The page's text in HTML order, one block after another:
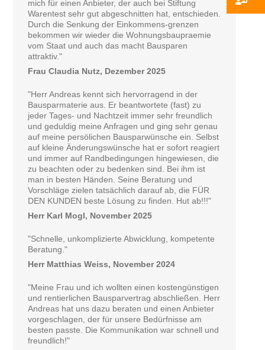
mich für einen Anbieter, der auch bei Stiftung
Warentest sehr gut abgeschnitten hat, entschieden.
Durch die Senkung der Einkommens-grenzen
bekommen wir wieder die Wohnungsbaupraemie
vom Staat und auch das macht Bausparen
attraktiv."
Frau Claudia Nutz, Dezember 2025
"Herr Andreas kennt sich hervorragend in der
Bausparmaterie aus. Er beantwortete (fast) zu
jeder Tages- und Nachtzeit immer sehr freundlich
und geduldig meine Anfragen und ging sehr genau
auf meine persölichen Bausparwünsche ein. Selbst
auf kleine Änderungswünsche hat er sofort reagiert
und immer auf Randbedingungen hingewiesen, die
zu beachten oder zu bedenken sind. Bei ihm ist
man in besten Händen. Seine Beratung und
Vorschläge zielen tatsächlich darauf ab, die FÜR
DEN KUNDEN beste Lösung zu finden. Hut ab!!!"
Herr Karl Mogl, November 2025
"Schnelle, unkomplizierte Abwicklung, kompetente
Beratung."
Herr Matthias Weiss, November 2024
"Meine Frau und ich wollten einen kostengünstigen
und rentierlichen Bausparvertrag abschließen. Herr
Andreas hat uns dazu beraten und einen Anbieter
vorgeschlagen, der für unsere Bedürfnisse am
besten passte. Die Kommunikation war schnell und
freundlich!"